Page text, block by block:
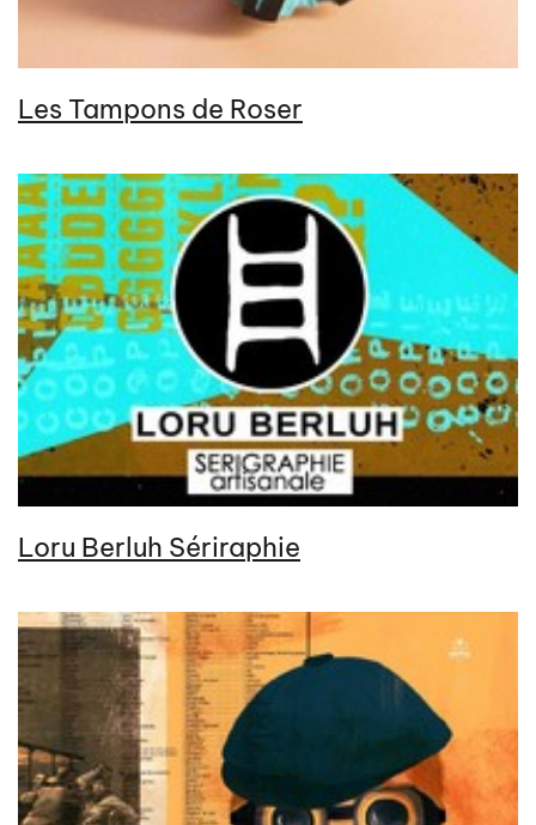
Les Tampons de Roser
Loru Berluh Sériraphie